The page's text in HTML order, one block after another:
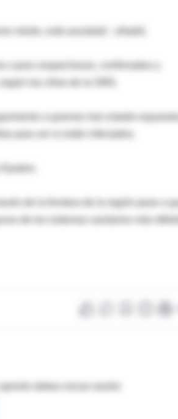
miedo, está asustada", añadió.
casos sospechosos, confirmados y
las cifras de la OMS.
a quienes han estado
para ver si están infectados.
de la frontera de la región pese a
de los sistemas sanitarios más
debes iniciar sesión